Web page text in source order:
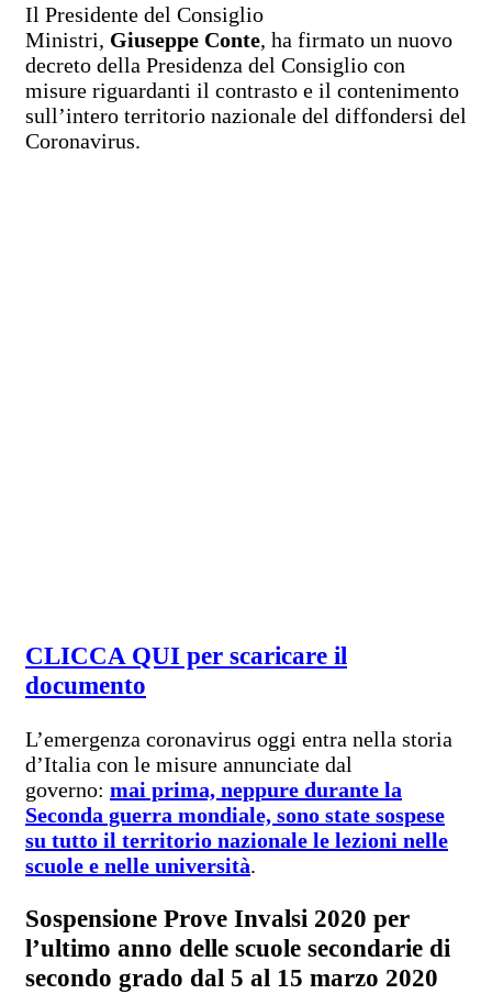
Il Presidente del Consiglio
Ministri, Giuseppe Conte, ha firmato un nuovo
decreto della Presidenza del Consiglio con
misure riguardanti il contrasto e il contenimento
sull’intero territorio nazionale del diffondersi del
Coronavirus.
CLICCA QUI per scaricare il
documento
L’emergenza coronavirus oggi entra nella storia
d’Italia con le misure annunciate dal
governo: mai prima, neppure durante la
Seconda guerra mondiale, sono state sospese
su tutto il territorio nazionale le lezioni nelle
scuole e nelle università.
Sospensione Prove Invalsi 2020 per
l’ultimo anno delle scuole secondarie di
secondo grado dal 5 al 15 marzo 2020